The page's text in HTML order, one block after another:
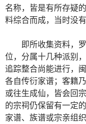
名称，皆是有所存疑
料综合而成，当时没
即所收集资料，
位，分属十几种派别
追踪整合尚能进行，
各自传衍家谱；客籍
或往生成仙，皆会回
的宗祠仍保留有一定
家谱、族谱或宗亲组